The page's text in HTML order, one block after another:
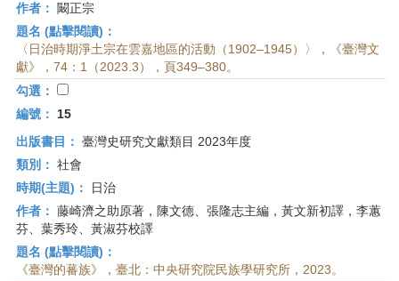
作者：
闞正宗
題名 (點擊閱讀)：
〈日治時期淨土宗在雲嘉地區的活動（1902–1945）〉，《臺灣文
獻》，74：1（2023.3），頁349–380。
勾選：
編號：
15
出版書目： 臺灣史研究文獻類目 2023年度
類別： 社會
時期(主題)：
日治
作者： 藤崎濟之助原著，陳文德、張隆志主編，黃文新初譯，李蕙
芬、葉秀玲、黃淑芬校譯
題名 (點擊閱讀)：
《臺灣的蕃族》，臺北：中央研究院民族學研究所，2023。